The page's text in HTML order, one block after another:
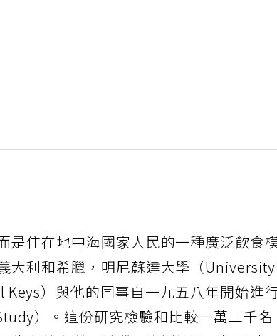
是住在地中海國家人民的一種廣泛飲食
大利和希臘，明尼蘇達大學（University
）與他的同事自一九五八年開始進行
）。這份研究檢驗和比較一萬二千名